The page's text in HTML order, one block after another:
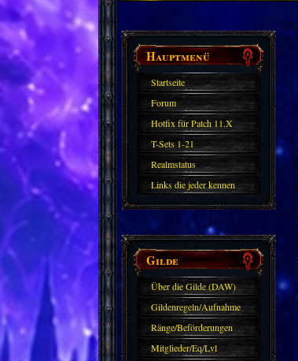
Hauptmenü
Startseite
Forum
Hotfix für Patch 11.X
T-Sets 1-21
Realmstatus
Links die jeder kennen
sollte?! Oder nicht?
Gilde
Über die Gilde (DAW)
Gildenregeln/Aufnahme
Ränge/Beförderungen
Mitglieder/Eq/Lvl